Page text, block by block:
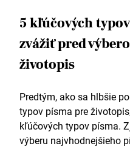
5 kľúčových
zvážiť pred
životopis
Predtým, ako sa hlbšie
typov písma pre
kľúčových typov písma.
výberu najvhodnejšieho